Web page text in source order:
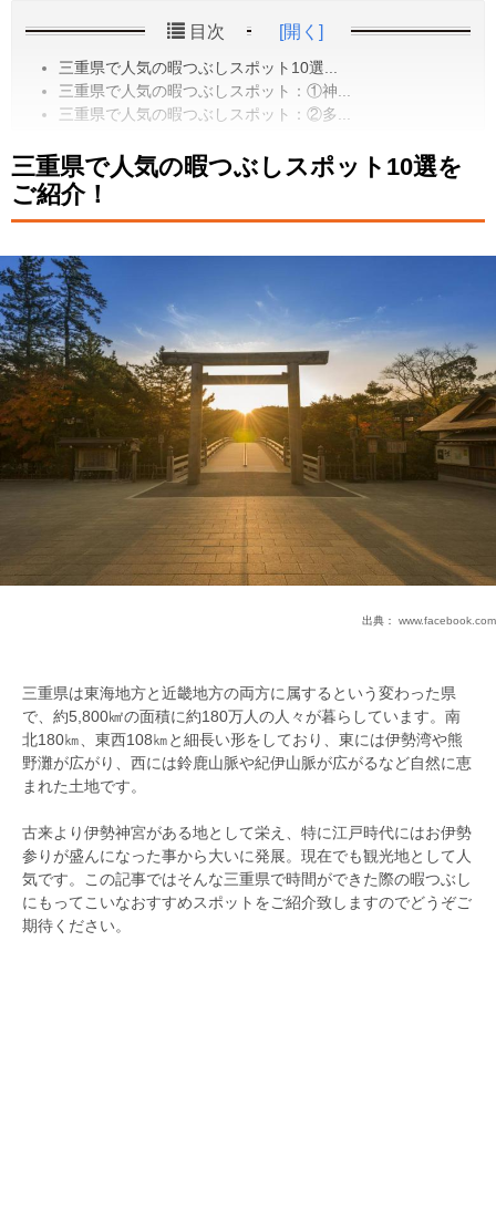
目次 [開く]
三重県で人気の暇つぶしスポット10選...
三重県で人気の暇つぶしスポット：①神...
三重県で人気の暇つぶしスポット：②多...
三重県で人気の暇つぶしスポット10選を
ご紹介！
出典： www.facebook.com
三重県は東海地方と近畿地方の両方に属するという変わった県
で、約5,800㎢の面積に約180万人の人々が暮らしています。南
北180㎞、東西108㎞と細長い形をしており、東には伊勢湾や熊
野灘が広がり、西には鈴鹿山脈や紀伊山脈が広がるなど自然に恵
まれた土地です。
古来より伊勢神宮がある地として栄え、特に江戸時代にはお伊勢
参りが盛んになった事から大いに発展。現在でも観光地として人
気です。この記事ではそんな三重県で時間ができた際の暇つぶし
にもってこいなおすすめスポットをご紹介致しますのでどうぞご
期待ください。